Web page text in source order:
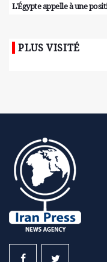
L'Égypte appelle à une
PLUS VISITÉ